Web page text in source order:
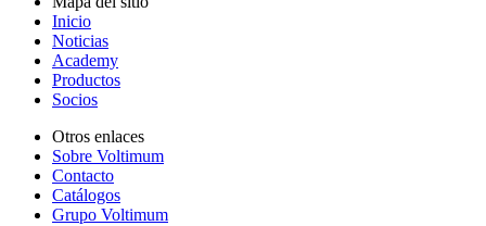
Inicio
Noticias
Academy
Productos
Socios
Otros enlaces
Sobre Voltimum
Contacto
Catálogos
Grupo Voltimum